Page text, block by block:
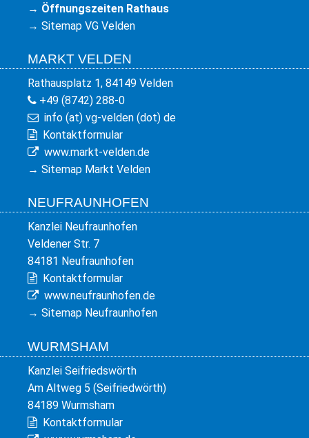
→ Öffnungszeiten Rathaus
→ Sitemap VG Velden
MARKT VELDEN
Rathausplatz 1, 84149 Velden
+49 (8742) 288-0
info (at) vg-velden (dot) de
Kontaktformular
www.markt-velden.de
→ Sitemap Markt Velden
NEUFRAUNHOFEN
Kanzlei Neufraunhofen
Veldener Str. 7
84181 Neufraunhofen
Kontaktformular
www.neufraunhofen.de
→ Sitemap Neufraunhofen
WURMSHAM
Kanzlei Seifriedswörth
Am Altweg 5 (Seifriedwörth)
84189 Wurmsham
Kontaktformular